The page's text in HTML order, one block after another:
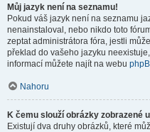
Můj jazyk není na seznamu!
Pokud váš jazyk není na seznamu
nenainstaloval, nebo nikdo toto
zeptat administrátora fóra, jestli
překlad do vašeho jazyku
informací můžete najít na webu
Nahoru
K čemu slouží obrázky zobrazené
Existují dva druhy obrázků, které